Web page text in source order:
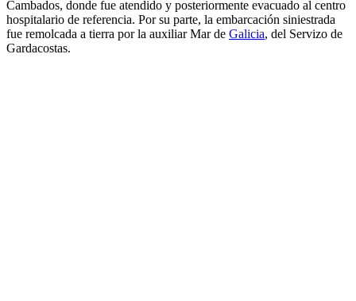
Cambados, donde fue atendido y posteriormente evacuado al centro
hospitalario de referencia. Por su parte, la embarcación siniestrada
fue remolcada a tierra por la auxiliar Mar de Galicia, del Servizo de
Gardacostas.